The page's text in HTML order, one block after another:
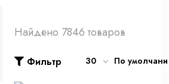
Найдено 7846 товаров
Фильтр 30 По умолчанию